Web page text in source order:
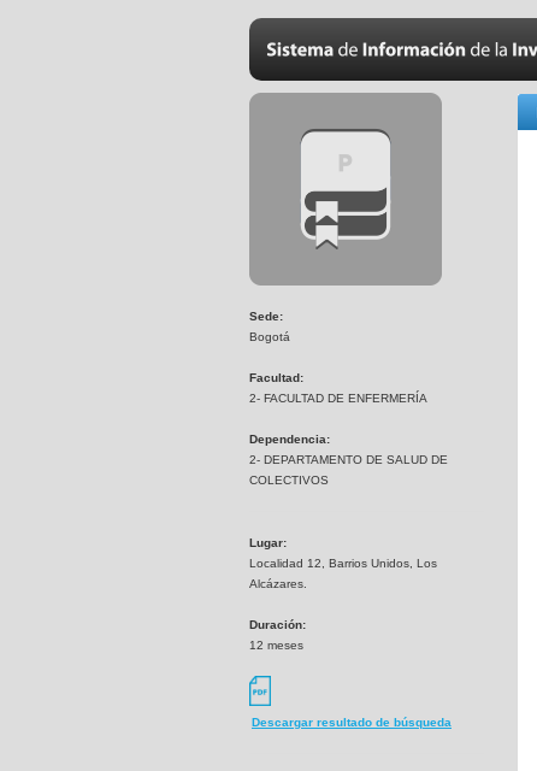
Sede:
Bogotá
Facultad:
2- FACULTAD DE ENFERMERÍA
Dependencia:
2- DEPARTAMENTO DE SALUD DE
COLECTIVOS
Lugar:
Localidad 12, Barrios Unidos, Los
Alcázares.
Duración:
12 meses
Descargar resultado de búsqueda